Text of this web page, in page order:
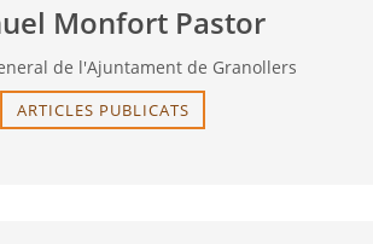
Monfort Pastor
de l'Ajuntament de Granollers
ARTICLES PUBLICATS